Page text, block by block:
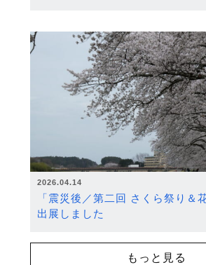
2026.04.14
「震災後／第二回 さくら祭り＆
出展しました
もっと見る